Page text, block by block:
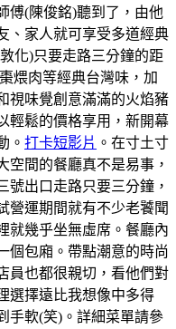
傅(陳俊銘)聽到了，由他
、家人就可享受多道經典
化)只要走路三分鐘的距
煨肉等經典台灣味，加
視味覺創意滿滿的火焰豬
輕鬆的價格享用，新開幕
。 打卡短影片 。在寸土寸
空間的餐廳真不是易事，
號出口走路只要三分鐘，
營運期間就有不少老饕聞
就幾乎坐無虛席。餐廳內
個包廂。帶點潮意的時尚
員也都很親切，看他們對
選擇遠比我想像中多得
手軟(笑)。詳細菜單請參